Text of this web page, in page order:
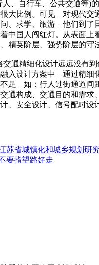
、自行车、公共交通等)
大比例。可见，对现代
、求学、旅游，他们到
中国人闯红灯。从表面
精英阶层、强势阶层的守
通精细化设计远远没有到
入设计方案中，通过精
足，如：行人过街通道
通构成、交通目的和需
、安全设计、信号配时
苏省城镇化和城乡规划研
要指望路好走